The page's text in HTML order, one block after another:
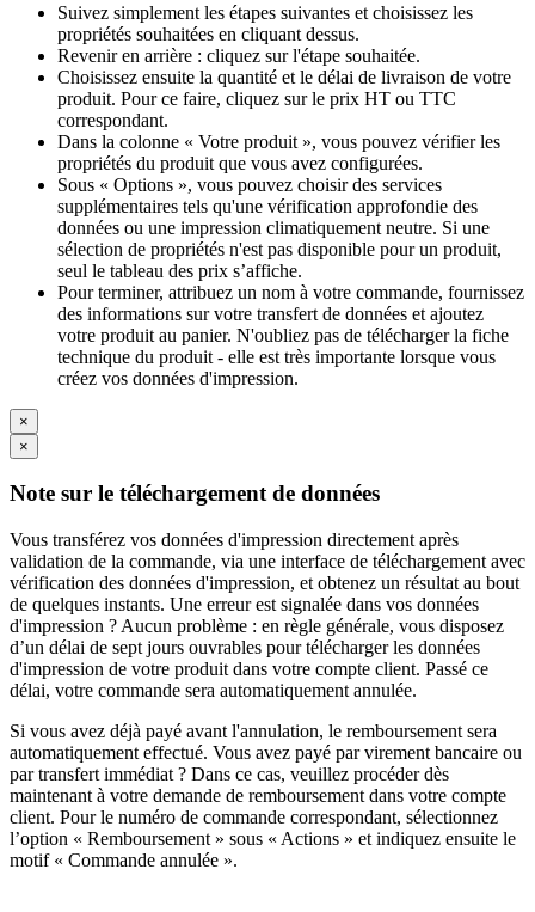
Suivez simplement les étapes suivantes et choisissez les
propriétés souhaitées en cliquant dessus.
Revenir en arrière : cliquez sur l'étape souhaitée.
Choisissez ensuite la quantité et le délai de livraison de votre
produit. Pour ce faire, cliquez sur le prix HT ou TTC
correspondant.
Dans la colonne « Votre produit », vous pouvez vérifier les
propriétés du produit que vous avez configurées.
Sous « Options », vous pouvez choisir des services
supplémentaires tels qu'une vérification approfondie des
données ou une impression climatiquement neutre. Si une
sélection de propriétés n'est pas disponible pour un produit,
seul le tableau des prix s’affiche.
Pour terminer, attribuez un nom à votre commande, fournissez
des informations sur votre transfert de données et ajoutez
votre produit au panier. N'oubliez pas de télécharger la fiche
technique du produit - elle est très importante lorsque vous
créez vos données d'impression.
×
×
Note sur le téléchargement de données
Vous transférez vos données d'impression directement après
validation de la commande, via une interface de téléchargement avec
vérification des données d'impression, et obtenez un résultat au bout
de quelques instants. Une erreur est signalée dans vos données
d'impression ? Aucun problème : en règle générale, vous disposez
d’un délai de sept jours ouvrables pour télécharger les données
d'impression de votre produit dans votre compte client. Passé ce
délai, votre commande sera automatiquement annulée.
Si vous avez déjà payé avant l'annulation, le remboursement sera
automatiquement effectué. Vous avez payé par virement bancaire ou
par transfert immédiat ? Dans ce cas, veuillez procéder dès
maintenant à votre demande de remboursement dans votre compte
client. Pour le numéro de commande correspondant, sélectionnez
l’option « Remboursement » sous « Actions » et indiquez ensuite le
motif « Commande annulée ».